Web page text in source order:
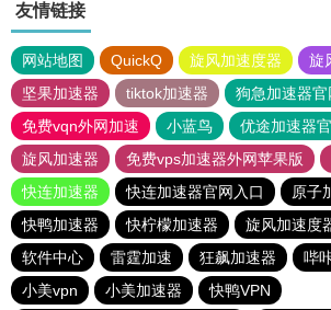
友情链接
网站地图 QuickQ 旋风加速度器
旋
坚果加速器
tiktok加速器
狗急加速器官
免费vqn外网加速
小蓝鸟 优途加速器
旋风加速器
免费vps加速器外网苹果版
快连加速器
快连加速器官网入口
原子
快鸭加速器
快柠檬加速器 旋风加速度
软件中心
雷霆加速 狂飙加速器 哔
小美vpn
小美加速器
快鸭VPN